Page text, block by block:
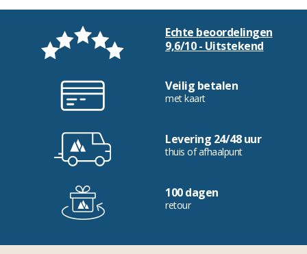
Echte beoordelingen
9,6/10 - Uitstekend
Veilig betalen
met kaart
Levering 24/48 uur
thuis of afhaalpunt
100 dagen
retour